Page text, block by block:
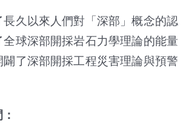
久以來人們對「深部」概念的認
球深部開採岩石力學理論的能量
了深部開採工程災害理論與預警